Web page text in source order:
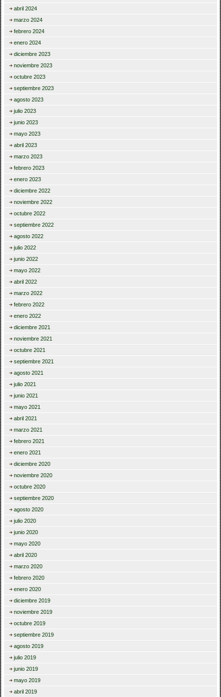
abril 2024
marzo 2024
febrero 2024
enero 2024
diciembre 2023
noviembre 2023
octubre 2023
septiembre 2023
agosto 2023
julio 2023
junio 2023
mayo 2023
abril 2023
marzo 2023
febrero 2023
enero 2023
diciembre 2022
noviembre 2022
octubre 2022
septiembre 2022
agosto 2022
julio 2022
junio 2022
mayo 2022
abril 2022
marzo 2022
febrero 2022
enero 2022
diciembre 2021
noviembre 2021
octubre 2021
septiembre 2021
agosto 2021
julio 2021
junio 2021
mayo 2021
abril 2021
marzo 2021
febrero 2021
enero 2021
diciembre 2020
noviembre 2020
octubre 2020
septiembre 2020
agosto 2020
julio 2020
junio 2020
mayo 2020
abril 2020
marzo 2020
febrero 2020
enero 2020
diciembre 2019
noviembre 2019
octubre 2019
septiembre 2019
agosto 2019
julio 2019
junio 2019
mayo 2019
abril 2019